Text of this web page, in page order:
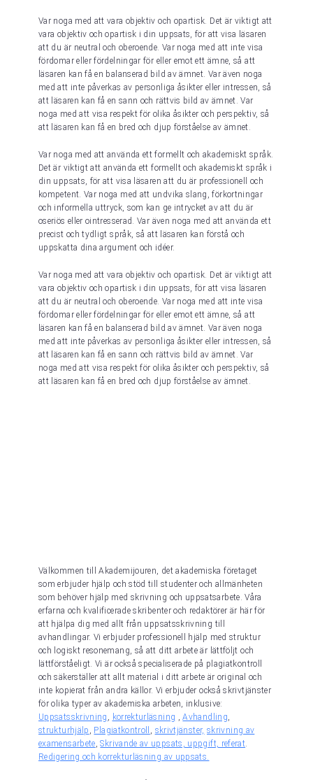
Var noga med att vara objektiv och opartisk. Det är viktigt att
vara objektiv och opartisk i din uppsats, för att visa läsaren
att du är neutral och oberoende. Var noga med att inte visa
fördomar eller fördelningar för eller emot ett ämne, så att
läsaren kan få en balanserad bild av ämnet. Var även noga
med att inte påverkas av personliga åsikter eller intressen, så
att läsaren kan få en sann och rättvis bild av ämnet. Var
noga med att visa respekt för olika åsikter och perspektiv, så
att läsaren kan få en bred och djup förståelse av ämnet.
Var noga med att använda ett formellt och akademiskt språk.
Det är viktigt att använda ett formellt och akademiskt språk i
din uppsats, för att visa läsaren att du är professionell och
kompetent. Var noga med att undvika slang, förkortningar
och informella uttryck, som kan ge intrycket av att du är
oseriös eller ointresserad. Var även noga med att använda ett
precist och tydligt språk, så att läsaren kan förstå och
uppskatta dina argument och idéer.
Var noga med att vara objektiv och opartisk. Det är viktigt att
vara objektiv och opartisk i din uppsats, för att visa läsaren
att du är neutral och oberoende. Var noga med att inte visa
fördomar eller fördelningar för eller emot ett ämne, så att
läsaren kan få en balanserad bild av ämnet. Var även noga
med att inte påverkas av personliga åsikter eller intressen, så
att läsaren kan få en sann och rättvis bild av ämnet. Var
noga med att visa respekt för olika åsikter och perspektiv, så
att läsaren kan få en bred och djup förståelse av ämnet.
Välkommen till Akademijouren, det akademiska företaget
som erbjuder hjälp och stöd till studenter och allmänheten
som behöver hjälp med skrivning och uppsatsarbete. Våra
erfarna och kvalificerade skribenter och redaktörer är här för
att hjälpa dig med allt från uppsatsskrivning till
avhandlingar. Vi erbjuder professionell hjälp med struktur
och logiskt resonemang, så att ditt arbete är lättföljt och
lättförståeligt. Vi är också specialiserade på plagiatkontroll
och säkerställer att allt material i ditt arbete är original och
inte kopierat från andra källor. Vi erbjuder också skrivtjänster
för olika typer av akademiska arbeten, inklusive:
Uppsatsskrivning
korrekturläsning ,Avhandling
strukturhjälp
Plagiatkontroll skrivtjänster, skrivning av
examensarbete ,Skrivande av uppsats, uppgift, referat
Redigering och korrekturläsning av uppsats.